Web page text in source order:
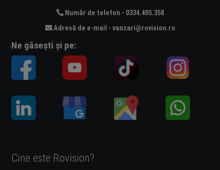
Număr de telefon - 0334.405.358
Adresă de e-mail - vanzari@rovision.ro
Ne găsești și pe:
Cine este Rovision?